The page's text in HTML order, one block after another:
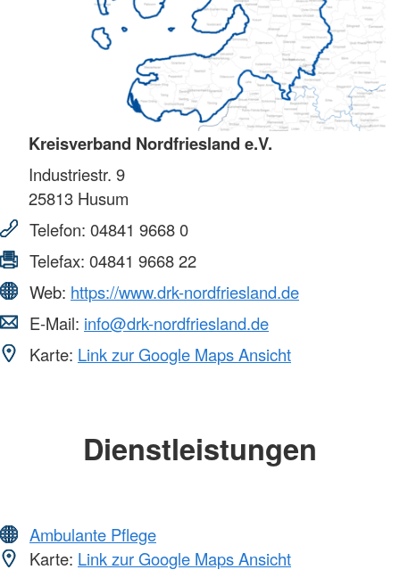
Kreisverband Nordfriesland e.V.
Industriestr. 9
25813 Husum
Telefon: 04841 9668 0
Telefax: 04841 9668 22
Web: https://www.drk-nordfriesland.de
E-Mail: info@drk-nordfriesland.de
Karte: Link zur Google Maps Ansicht
Dienstleistungen
Ambulante Pflege
Karte: Link zur Google Maps Ansicht